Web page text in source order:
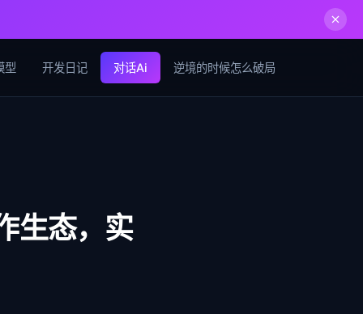
型 开发日记 对话Ai 逆境的时候怎么破局
生态，实